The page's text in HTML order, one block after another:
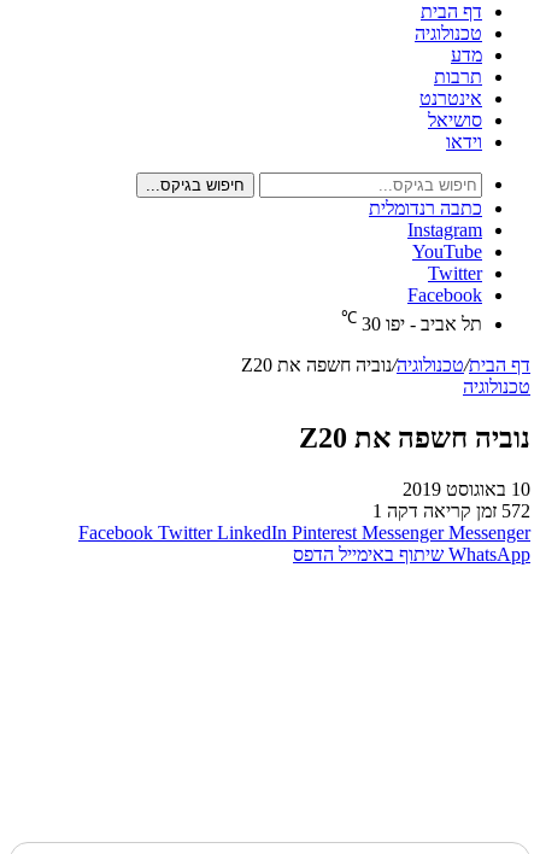
דף הבית
טכנולוגיה
מדע
תרבות
אינטרנט
סושיאל
וידאו
חיפוש בגיקס...
כתבה רנדומלית
Instagram
YouTube
Twitter
Facebook
תל אביב - יפו 30
℃
דף הבית/טכנולוגיה/נוביה חשפה את Z20
טכנולוגיה
נוביה חשפה את Z20
10 באוגוסט 2019
572 זמן קריאה דקה 1
Facebook Twitter LinkedIn Pinterest Messenger Messenger
WhatsApp שיתוף באימייל הדפס